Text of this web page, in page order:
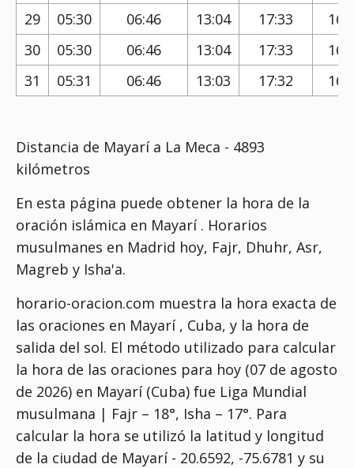
29
05:30 06:46 13:04 17:33
30
05:30 06:46 13:04 17:33
31
05:31 06:46 13:03 17:32
Distancia de Mayarí a La Meca - 4893
kilómetros
En esta página puede obtener la hora de la
oración islámica en Mayarí . Horarios
musulmanes en Madrid hoy, Fajr, Dhuhr, Asr,
Magreb y Isha'a.
horario-oracion.com muestra la hora exacta de
las oraciones en Mayarí , Cuba, y la hora de
salida del sol. El método utilizado para calcular
la hora de las oraciones para hoy (07 de agosto
de 2026) en Mayarí (Cuba) fue Liga Mundial
musulmana | Fajr – 18°, Isha – 17°. Para
calcular la hora se utilizó la latitud y longitud
de la ciudad de Mayarí - 20.6592, -75.6781 y su